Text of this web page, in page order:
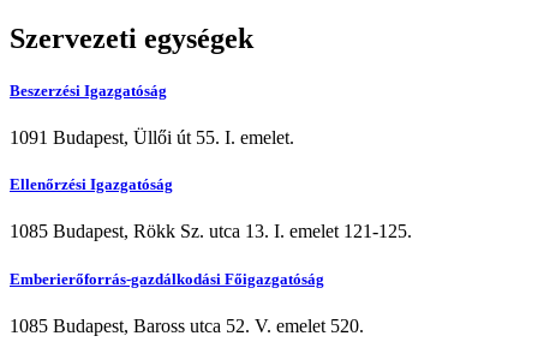
Szervezeti egységek
Beszerzési Igazgatóság
1091 Budapest, Üllői út 55. I. emelet.
Ellenőrzési Igazgatóság
1085 Budapest, Rökk Sz. utca 13. I. emelet 121-125.
Emberierőforrás-gazdálkodási Főigazgatóság
1085 Budapest, Baross utca 52. V. emelet 520.